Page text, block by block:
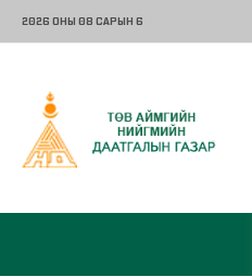
2026 ОНЫ 08 САРЫН 6